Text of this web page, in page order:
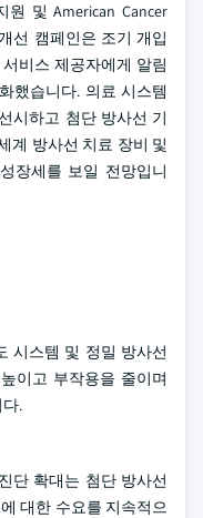
및 American Cancer
선 캠페인은 조기 개입
비스 제공자에게 알림
했습니다. 의료 시스템
시하고 첨단 방사선 기
계 방사선 치료 장비 및
장세를 보일 전망입니
시스템 및 정밀 방사선
이고 부작용을 줄이며
.
단 확대는 첨단 방사선
대한 수요를 지속적으